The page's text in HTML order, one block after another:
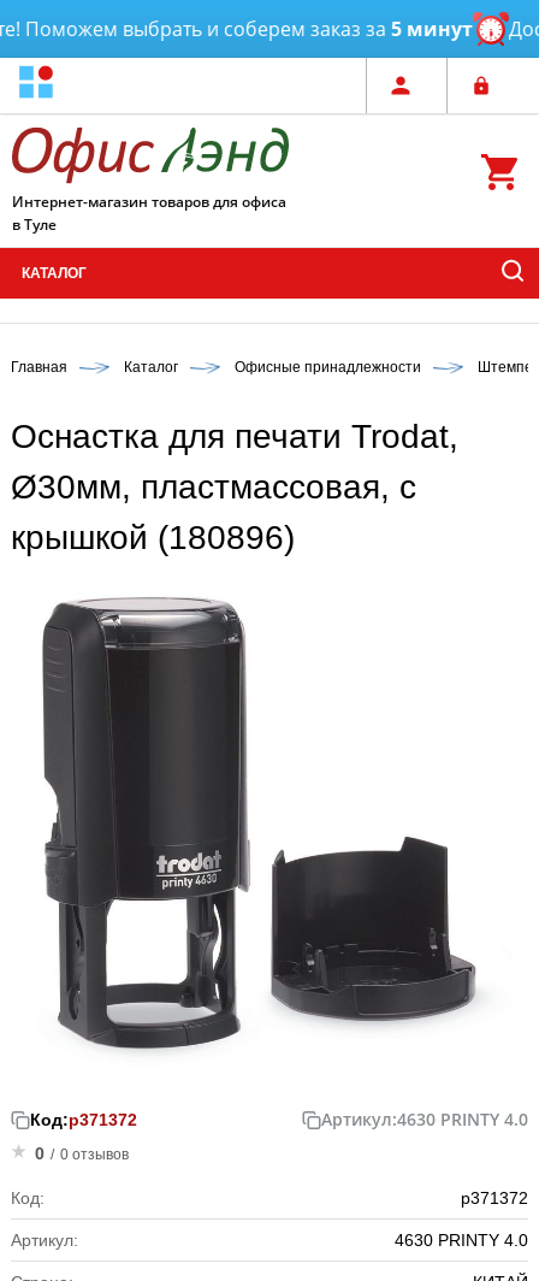
выбрать и соберем заказ за5 минут
Интернет-магазин товаров для офиса
в Туле
КАТАЛОГ
Главная Каталог Офисные принадлежности
Оснастка для печати Trodat,
Ø30мм, пластмассовая, с
крышкой (180896)
Код:р371372 Артикул:4630 PRINTY 4.0
0 / 0 отзывов
Код: р371372
Артикул: 4630 PRINTY 4.0